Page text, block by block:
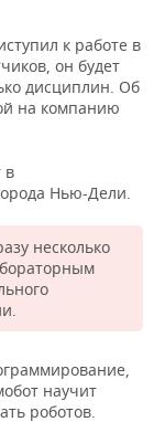
к работе в
он будет
дисциплин. Об
на компанию
в
Нью-Дели.
несколько
научит
роботов.